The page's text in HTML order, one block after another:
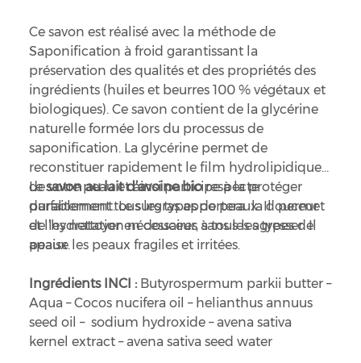
Ce savon est réalisé avec la méthode de
Saponification à froid garantissant la
préservation des qualités et des propriétés des
ingrédients (huiles et beurres 100 % végétaux et
biologiques). Ce savon contient de la glycérine
naturelle formée lors du processus de
saponification. La glycérine permet de
reconstituer rapidement le film hydrolipidique
de votre peau et ainsi participe à la protéger
durablement. Le surgras apportera la douceur
et l’hydratation nécessaires à tous les types de
peaux.
Lesavon au lait d’avoine biorespecte
parfaitement tous les types de peaux. Il permet
de les nettoyer en douceur, sans les agresser. Il
apaise les peaux fragiles et irritées.
Ingrédients INCI : Butyrospermum parkii butter –
Aqua – Cocos nucifera oil – helianthus annuus
seed oil – sodium hydroxide – avena sativa
kernel extract – avena sativa seed water